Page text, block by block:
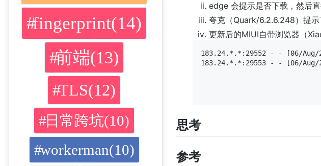
fingerprint(14)
前端(13)
TLS(12)
日常跨坑(10)
workerman(10)
edge 会提示是否下载，然后
夸克（Quark/6.2.6.248）提
更新后的MIUI自带浏览器（
183.24.*.*:29552 - - [06/Aug/
183.24.*.*:29553 - - [06/Aug/
思考
参考